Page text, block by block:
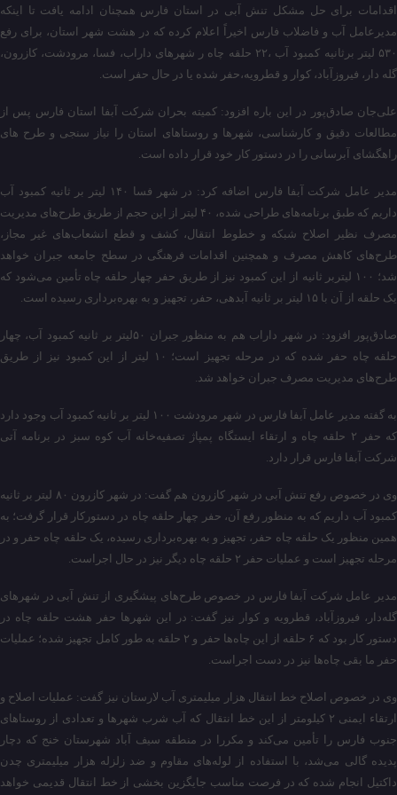
اقدامات برای حل مشکل تنش آبی در استان فارس همچنان ادامه یافت تا اینکه
مدیرعامل آب و فاضلاب فارس اخیراً اعلام کرده که در هشت شهر استان، برای رفع
۵۳۰ لیتر برثانیه کمبود آب ،۲۲ حلقه چاه ر شهرهای داراب، فسا، مرودشت، کازرون،
گله دار، فیروزآباد، کوار و قطرویه،حفر شده یا در حال حفر است.
علی‌جان صادق‌پور در این باره افزود: کمیته بحران شرکت آبفا استان فارس پس از
مطالعات دقیق و کارشناسی، شهرها و روستاهای استان را نیاز سنجی و طرح های
راهگشای آبرسانی را در دستور کار خود قرار داده است.
مدیر عامل شرکت آبفا فارس اضافه کرد: در شهر فسا ۱۴۰ لیتر بر ثانیه کمبود آب
داریم که طبق برنامه‌های طراحی شده، ۴۰ لیتر از این حجم از طریق طرح‌های مدیریت
مصرف نظیر اصلاح شبکه و خطوط انتقال، کشف و قطع انشعاب‌های غیر مجاز،
طرح‌های کاهش مصرف و همچنین اقدامات فرهنگی در سطح جامعه جبران خواهد
شد؛ ۱۰۰ لیتربر ثانیه از این کمبود نیز از طریق حفر چهار حلقه چاه تأمین می‌شود که
یک حلقه از آن با ۱۵ لیتر بر ثانیه آبدهی، حفر، تجهیز و به بهره‌برداری رسیده است.
صادق‌پور افزود: در شهر داراب هم به منظور جبران ۵۰لیتر بر ثانیه کمبود آب، چهار
حلقه چاه حفر شده که در مرحله تجهیز است؛ ۱۰ لیتر از این کمبود نیز از طریق
طرح‌های مدیریت مصرف جبران خواهد شد.
به گفته مدیر عامل آبفا فارس در شهر مرودشت ۱۰۰ لیتر بر ثانیه کمبود آب وجود دارد
که حفر ۲ حلقه چاه و ارتقاء ایستگاه پمپاژ تصفیه‌خانه آب کوه سبز در برنامه آتی
شرکت آبفا فارس قرار دارد.
وی در خصوص رفع تنش آبی در شهر کازرون هم گفت: در شهر کازرون ۸۰ لیتر بر ثانیه
کمبود آب داریم که به منظور رفع آن، حفر چهار حلقه چاه در دستورکار قرار گرفت؛ به
همین منظور یک حلقه چاه حفر، تجهیز و به بهره‌برداری رسیده، یک حلقه چاه حفر و در
مرحله تجهیز است و عملیات حفر ۲ حلقه چاه دیگر نیز در حال اجراست.
مدیر عامل شرکت آبفا فارس در خصوص طرح‌های پیشگیری از تنش آبی در شهرهای
گله‌دار، فیروزآباد، قطرویه و کوار نیز گفت: در این شهرها حفر هشت حلقه چاه در
دستور کار بود که ۶ حلقه از این چاه‌ها حفر و ۲ حلقه به طور کامل تجهیز شده؛ عملیات
حفر ما بقی چاه‌ها نیز در دست اجراست.
وی در خصوص اصلاح خط انتقال هزار میلیمتری آب لارستان نیز گفت: عملیات اصلاح و
ارتقاء ایمنی ۲ کیلومتر از این خط انتقال که آب شرب شهرها و تعدادی از روستاهای
جنوب فارس را تأمین می‌کند و مکررا در منطقه سیف آباد شهرستان خنج که دچار
پدیده گالی می‌شد، با استفاده از لوله‌های مقاوم و ضد زلزله هزار میلیمتری چدن
داکتیل انجام شده که در فرصت مناسب جایگزین بخشی از خط انتقال قدیمی خواهد